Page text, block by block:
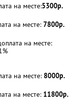
на месте:5300р.
на месте: 7800р.
на месте:
на месте: 8000р.
на месте: 11800р.